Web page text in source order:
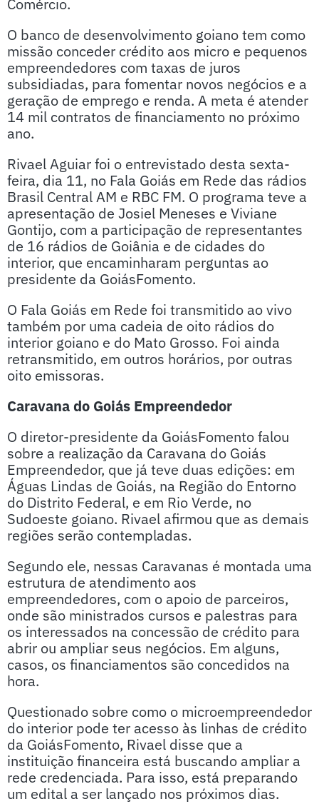
Comércio.
O banco de desenvolvimento goiano tem como
missão conceder crédito aos micro e pequenos
empreendedores com taxas de juros
subsidiadas, para fomentar novos negócios e a
geração de emprego e renda. A meta é atender
14 mil contratos de financiamento no próximo
ano.
Rivael Aguiar foi o entrevistado desta sexta-
feira, dia 11, no Fala Goiás em Rede das rádios
Brasil Central AM e RBC FM. O programa teve a
apresentação de Josiel Meneses e Viviane
Gontijo, com a participação de representantes
de 16 rádios de Goiânia e de cidades do
interior, que encaminharam perguntas ao
presidente da GoiásFomento.
O Fala Goiás em Rede foi transmitido ao vivo
também por uma cadeia de oito rádios do
interior goiano e do Mato Grosso. Foi ainda
retransmitido, em outros horários, por outras
oito emissoras.
Caravana do Goiás Empreendedor
O diretor-presidente da GoiásFomento falou
sobre a realização da Caravana do Goiás
Empreendedor, que já teve duas edições: em
Águas Lindas de Goiás, na Região do Entorno
do Distrito Federal, e em Rio Verde, no
Sudoeste goiano. Rivael afirmou que as demais
regiões serão contempladas.
Segundo ele, nessas Caravanas é montada uma
estrutura de atendimento aos
empreendedores, com o apoio de parceiros,
onde são ministrados cursos e palestras para
os interessados na concessão de crédito para
abrir ou ampliar seus negócios. Em alguns,
casos, os financiamentos são concedidos na
hora.
Questionado sobre como o microempreendedor
do interior pode ter acesso às linhas de crédito
da GoiásFomento, Rivael disse que a
instituição financeira está buscando ampliar a
rede credenciada. Para isso, está preparando
um edital a ser lançado nos próximos dias.